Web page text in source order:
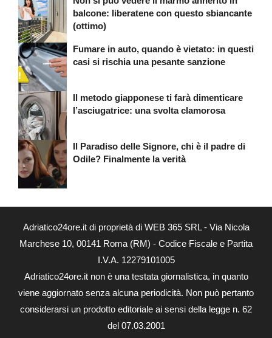
balcone: liberatene con questo sbiancante
(ottimo)
Fumare in auto, quando è vietato: in questi
casi si rischia una pesante sanzione
Il metodo giapponese ti farà dimenticare
l’asciugatrice: una svolta clamorosa
Il Paradiso delle Signore, chi è il padre di
Odile? Finalmente la verità
Adriatico24ore.it di proprietà di WEB 365 SRL - Via Nicola
Marchese 10, 00141 Roma (RM) - Codice Fiscale e Partita
I.V.A. 12279101005
Adriatico24ore.it non è una testata giornalistica, in quanto
viene aggiornato senza alcuna periodicità. Non può pertanto
considerarsi un prodotto editoriale ai sensi della legge n. 62
del 07.03.2001